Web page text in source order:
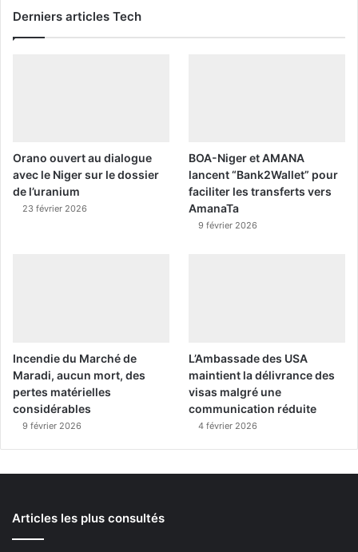
Derniers articles Tech
Orano ouvert au dialogue
avec le Niger sur le dossier
de l’uranium
23 février 2026
BOA-Niger et AMANA
lancent “Bank2Wallet” pour
faciliter les transferts vers
AmanaTa
9 février 2026
Incendie du Marché de
Maradi, aucun mort, des
pertes matérielles
considérables
9 février 2026
L’Ambassade des USA
maintient la délivrance des
visas malgré une
communication réduite
4 février 2026
Articles les plus consultés